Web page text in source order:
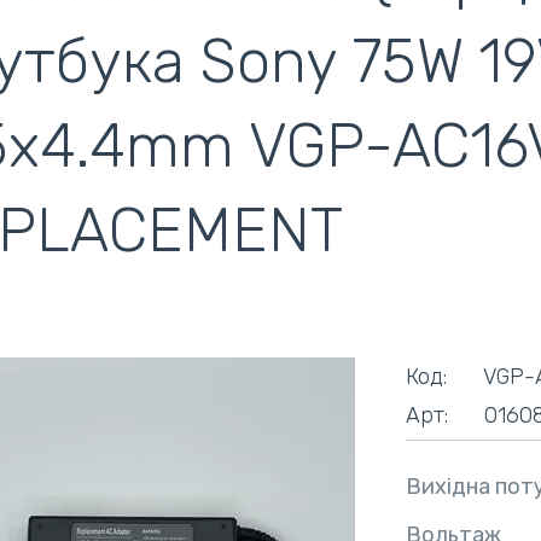
Sony 75W
VGP-
Код:
VGP-
Арт:
Вихідна
Вольтаж